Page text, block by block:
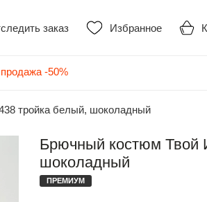
заказ Избранное
-50%
тройка белый, шоколадный
Брючный костюм Твой
шоколадный
ПРЕМИУМ